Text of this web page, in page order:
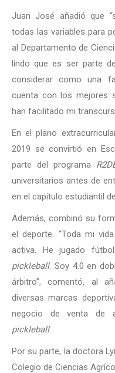
Juan José añadió que
todas las variables para
al Departamento de
lindo que es ser parte
considerar como una
cuenta con los mejores
han facilitado mi
En el plano
2019 se convirtió en
parte del programa
universitarios antes de
en el capítulo estudiantil
Además, combinó su
el deporte. “Toda mi
activa. He jugado
pickleball. Soy 4.0 en
árbitro”, comentó, al
diversas marcas
negocio de venta de
pickleball.
Por su parte, la doctora
Colegio de Ciencias